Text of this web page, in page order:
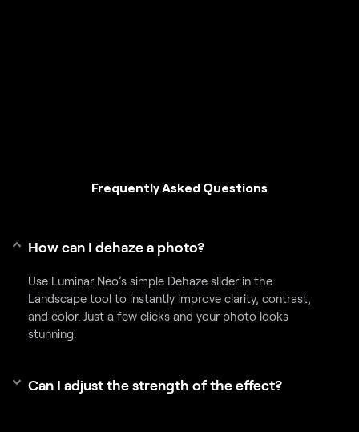
Frequently Asked Questions
How can I dehaze a photo?
Use Luminar Neo’s simple Dehaze slider in the
Landscape tool to instantly improve clarity, contrast,
and color. Just a few clicks and your photo looks
stunning.
Can I adjust the strength of the effect?